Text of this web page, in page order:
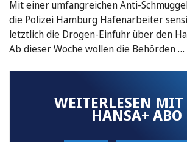
Mit einer umfangreichen Anti-
die Polizei Hamburg Hafenarbeiter
letztlich die Drogen-Einfuhr über den
Ab dieser Woche wollen die Behörden …
WEITERLESEN MIT
HANSA+ ABO